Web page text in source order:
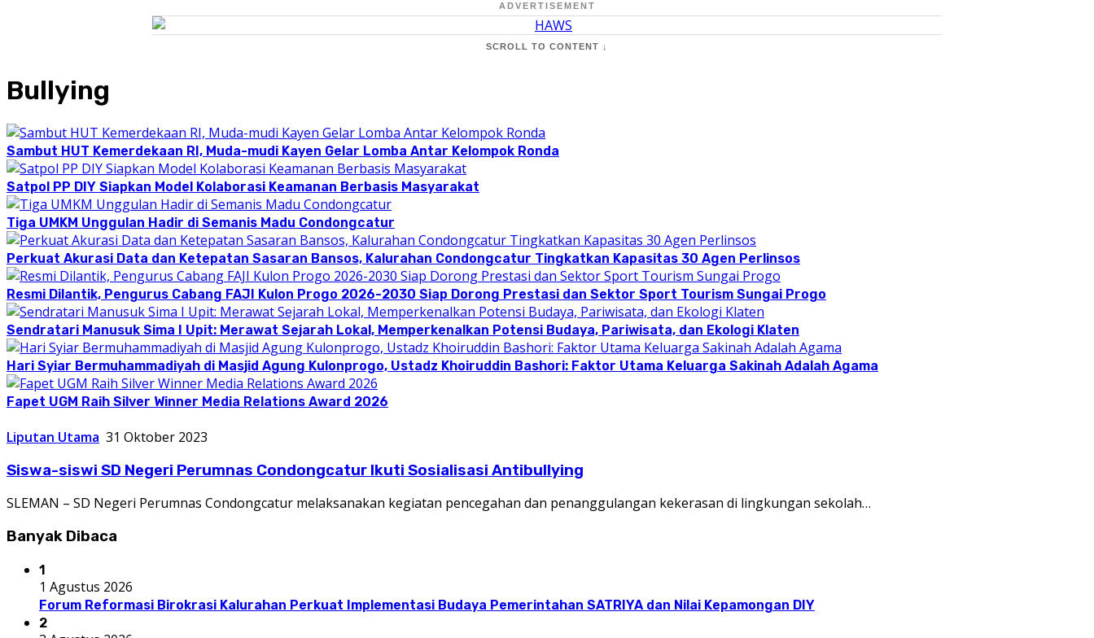
ADVERTISEMENT
SCROLL TO CONTENT ↓
Bullying
Sambut HUT Kemerdekaan RI, Muda-mudi Kayen Gelar Lomba Antar Kelompok Ronda
Satpol PP DIY Siapkan Model Kolaborasi Keamanan Berbasis Masyarakat
Tiga UMKM Unggulan Hadir di Semanis Madu Condongcatur
Perkuat Akurasi Data dan Ketepatan Sasaran Bansos, Kalurahan Condongcatur Tingkatkan Kapasitas 30 Agen Perlinsos
Resmi Dilantik, Pengurus Cabang FAJI Kulon Progo 2026-2030 Siap Dorong Prestasi dan Sektor Sport Tourism Sungai Progo
Sendratari Manusuk Sima I Upit: Merawat Sejarah Lokal, Memperkenalkan Potensi Budaya, Pariwisata, dan Ekologi Klaten
Hari Syiar Bermuhammadiyah di Masjid Agung Kulonprogo, Ustadz Khoiruddin Bashori: Faktor Utama Keluarga Sakinah Adalah Agama
Fapet UGM Raih Silver Winner Media Relations Award 2026
Liputan Utama 31 Oktober 2023
Siswa-siswi SD Negeri Perumnas Condongcatur Ikuti Sosialisasi Antibullying
SLEMAN – SD Negeri Perumnas Condongcatur melaksanakan kegiatan pencegahan dan penanggulangan kekerasan di lingkungan sekolah…
Banyak Dibaca
1
1 Agustus 2026
Forum Reformasi Birokrasi Kalurahan Perkuat Implementasi Budaya Pemerintahan SATRIYA dan Nilai Kepamongan DIY
2